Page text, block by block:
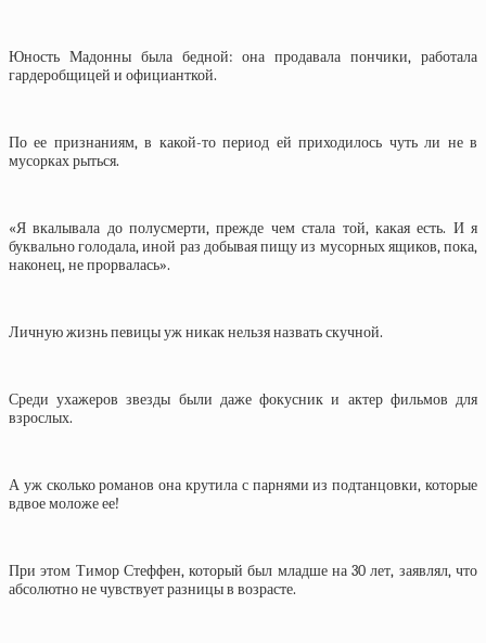
Юность Мадонны была бедной: она продавала пончики, работала
гардеробщицей и официанткой.
По ее признаниям, в какой-то период ей приходилось чуть ли не в
мусорках рыться.
«Я вкалывала до полусмерти, прежде чем стала той, какая есть. И я
буквально голодала, иной раз добывая пищу из мусорных ящиков, пока,
наконец, не прорвалась».
Личную жизнь певицы уж никак нельзя назвать скучной.
Среди ухажеров звезды были даже фокусник и актер фильмов для
взрослых.
А уж сколько романов она крутила с парнями из подтанцовки, которые
вдвое моложе ее!
При этом Тимор Стеффен, который был младше на 30 лет, заявлял, что
абсолютно не чувствует разницы в возрасте.